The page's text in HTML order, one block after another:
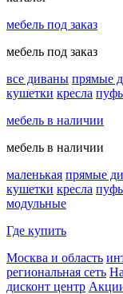
мебель под заказ
мебель под заказ
все диваны прямые
кушетки кресла
мебель в наличии
мебель в наличии
маленькая прямые
кушетки кресла
модульные
Где купить
Москва и область
региональная сеть
дисконт центр